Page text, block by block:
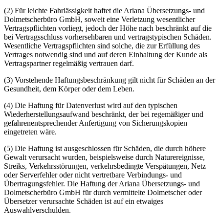
(2) Für leichte Fahrlässigkeit haftet die Ariana Übersetzungs- und
Dolmetscherbüro GmbH, soweit eine Verletzung wesentlicher
Vertragspflichten vorliegt, jedoch der Höhe nach beschränkt auf die
bei Vertragsschluss vorhersehbaren und vertragstypischen Schäden.
Wesentliche Vertragspflichten sind solche, die zur Erfüllung des
Vertrages notwendig sind und auf deren Einhaltung der Kunde als
Vertragspartner regelmäßig vertrauen darf.
(3) Vorstehende Haftungsbeschränkung gilt nicht für Schäden an der
Gesundheit, dem Körper oder dem Leben.
(4) Die Haftung für Datenverlust wird auf den typischen
Wiederherstellungsaufwand beschränkt, der bei regemäßiger und
gefahrenentsprechender Anfertigung von Sicherungskopien
eingetreten wäre.
(5) Die Haftung ist ausgeschlossen für Schäden, die durch höhere
Gewalt verursacht wurden, beispielsweise durch Naturereignisse,
Streiks, Verkehrsstörungen, verkehrsbedingte Verspätungen, Netz
oder Serverfehler oder nicht vertretbare Verbindungs- und
Übertragungsfehler. Die Haftung der Ariana Übersetzungs- und
Dolmetscherbüro GmbH für durch vermittelte Dolmetscher oder
Übersetzer verursachte Schäden ist auf ein etwaiges
Auswahlverschulden.